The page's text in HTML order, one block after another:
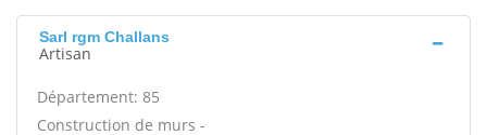
Sarl rgm Challans
Artisan
Département: 85
Construction de murs -